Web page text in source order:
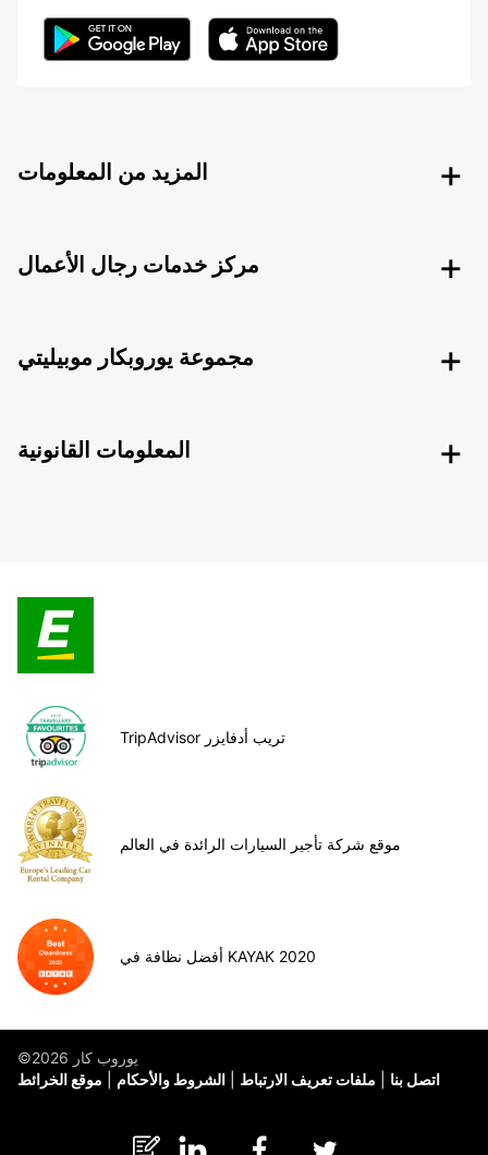
المزيد من المعلومات
مركز خدمات رجال الأعمال
مجموعة يوروبكار موبيليتي
المعلومات القانونية
TripAdvisor تريب أدفايزر
موقع شركة تأجير السيارات الرائدة في العالم
أفضل نظافة في KAYAK 2020
©يوروب كار 2026
موقع الخرائط
الشروط والأحكام ملفات تعريف الارتباط اتصل بنا